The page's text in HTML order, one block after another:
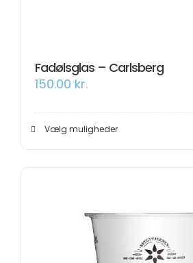
Fadølsglas – Carlsberg
150.00 kr.
Vælg mulighederDette
på